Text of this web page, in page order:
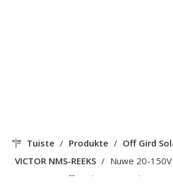
Tuiste / Produkte / Off Gird
VICTOR NMS-REEKS / Nuwe 20-
Sinve Wave Off Grid MPPT Sonkrag-